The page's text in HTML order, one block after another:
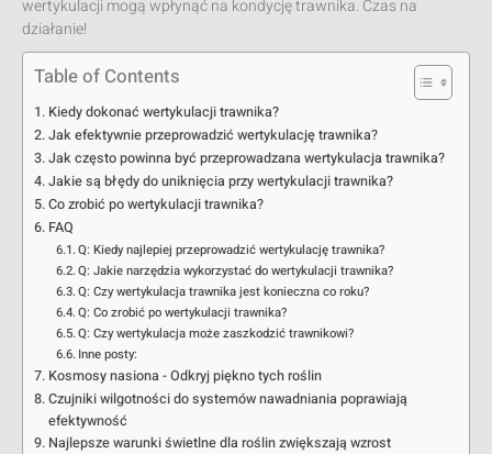
wertykulacji mogą wpłynąć na kondycję trawnika. Czas na
działanie!
Table of Contents
Kiedy dokonać wertykulacji trawnika?
Jak efektywnie przeprowadzić wertykulację trawnika?
Jak często powinna być przeprowadzana wertykulacja trawnika?
Jakie są błędy do uniknięcia przy wertykulacji trawnika?
Co zrobić po wertykulacji trawnika?
FAQ
Q: Kiedy najlepiej przeprowadzić wertykulację trawnika?
Q: Jakie narzędzia wykorzystać do wertykulacji trawnika?
Q: Czy wertykulacja trawnika jest konieczna co roku?
Q: Co zrobić po wertykulacji trawnika?
Q: Czy wertykulacja może zaszkodzić trawnikowi?
Inne posty:
Kosmosy nasiona - Odkryj piękno tych roślin
Czujniki wilgotności do systemów nawadniania poprawiają
efektywność
Najlepsze warunki świetlne dla roślin zwiększają wzrost